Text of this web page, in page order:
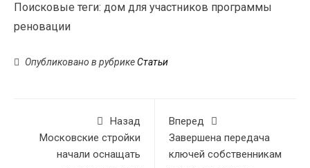
Поисковые теги: дом для участников программы
реновации
Опубликовано в рубрикеСтатьи
Назад
Московские стройки
начали оснащать
Вперед
Завершена передача
ключей собственникам